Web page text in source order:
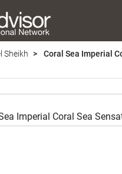
Sheikh Coral Sea Imperial